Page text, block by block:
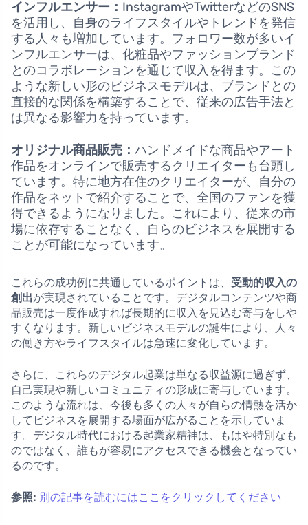
インフルエンサー： InstagramやTwitterなどのSNS
を活用し、自身のライフスタイルやトレンドを発信
する人々も増加しています。フォロワー数が多いイ
ンフルエンサーは、化粧品やファッションブランド
とのコラボレーションを通じて収入を得ます。この
ような新しい形のビジネスモデルは、ブランドとの
直接的な関係を構築することで、従来の広告手法と
は異なる影響力を持っています。
オリジナル商品販売： ハンドメイドな商品やアート
作品をオンラインで販売するクリエイターも台頭し
ています。特に地方在住のクリエイターが、自分の
作品をネットで紹介することで、全国のファンを獲
得できるようになりました。これにより、従来の市
場に依存することなく、自らのビジネスを展開する
ことが可能になっています。
これらの成功例に共通しているポイントは、 受動的収入の
創出が実現されていることです。デジタルコンテンツや商
品販売は一度作成すれば長期的に収入を見込む寄与をしや
すくなります。新しいビジネスモデルの誕生により、人々
の働き方やライフスタイルは急速に変化しています。
さらに、これらのデジタル起業は単なる収益源に過ぎず、
自己実現や新しいコミュニティの形成に寄与しています。
このような流れは、今後も多くの人々が自らの情熱を活か
してビジネスを展開する場面が広がることを示していま
す。デジタル時代における起業家精神は、もはや特別なも
のではなく、誰もが容易にアクセスできる機会となってい
るのです。
参照: 別の記事を読むにはここをクリックしてください